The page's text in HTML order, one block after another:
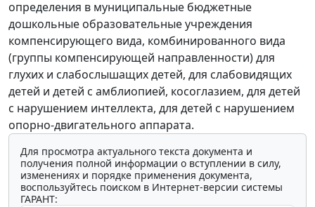
определения в муниципальные бюджетные
дошкольные образовательные учреждения
компенсирующего вида, комбинированного вида
(группы компенсирующей направленности) для
глухих и слабослышащих детей, для слабовидящих
детей и детей с амблиопией, косоглазием, для детей
с нарушением интеллекта, для детей с нарушением
опорно-двигательного аппарата.
Для просмотра актуального текста документа и
получения полной информации о вступлении в силу,
изменениях и порядке применения документа,
воспользуйтесь поиском в Интернет-версии системы
ГАРАНТ: